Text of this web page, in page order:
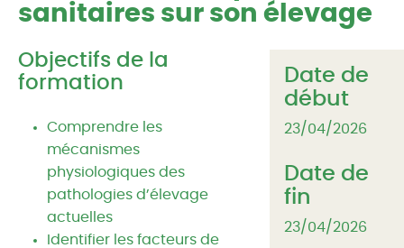
sanitaires sur son élevage
Objectifs de la
formation
Comprendre les
mécanismes
physiologiques des
pathologies d’élevage
actuelles
Identifier les facteurs de
Date de
début
23/04/2026
Date de
fin
23/04/2026